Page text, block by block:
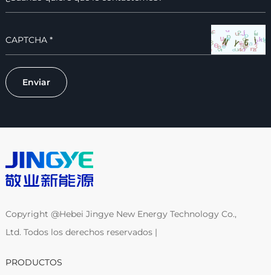
Copyright @Hebei Jingye New Energy Technology Co.,
Ltd. Todos los derechos reservados |
PRODUCTOS